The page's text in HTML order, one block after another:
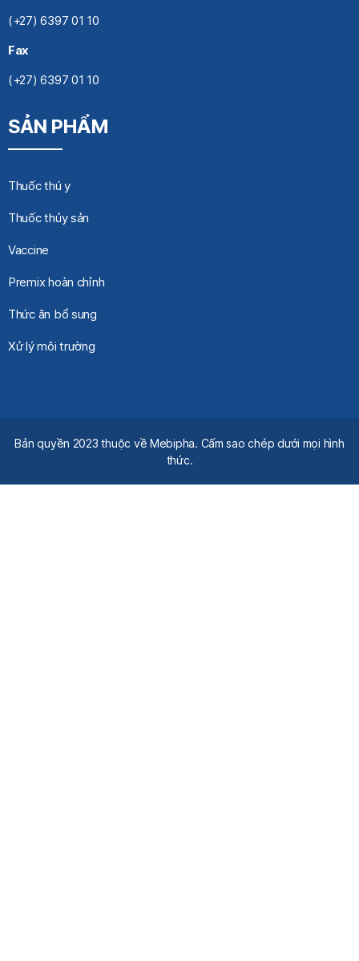
(+27) 6397 01 10
Fax
(+27) 6397 01 10
SẢN PHẨM
Thuốc thú y
Thuốc thủy sản
Vaccine
Premix hoàn chỉnh
Thức ăn bổ sung
Xử lý môi trường
Bản quyền 2023 thuộc về Mebipha. Cấm sao chép dưới mọi hình
thức.